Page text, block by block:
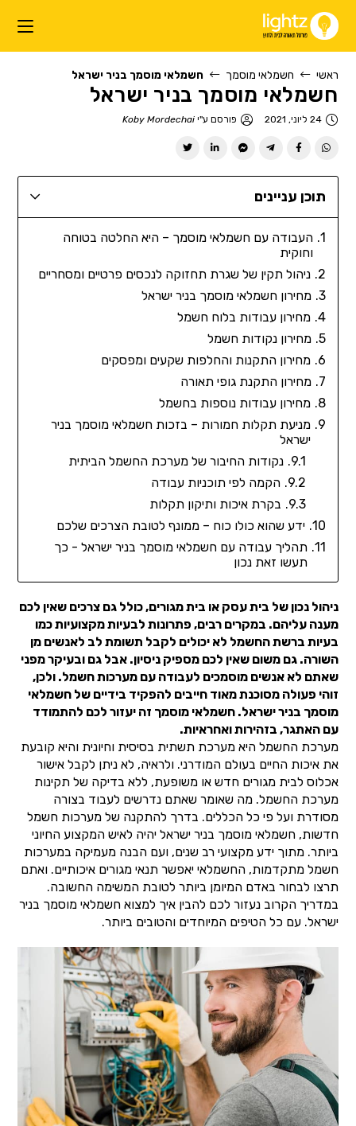
ראשי חשמלאי מוסמך חשמלאי מוסמך בניר ישראל
חשמלאי מוסמך בניר ישראל
24 ליוני, 2021 פורסם ע"יKoby Mordechai
תוכן עניינים
העבודה עם חשמלאי מוסמך – היא החלטה בטוחה
וחוקית
ניהול תקין של שגרת תחזוקה לנכסים פרטיים ומסחריים
מחירון חשמלאי מוסמך בניר ישראל
מחירון עבודות בלוח חשמל
מחירון נקודות חשמל
מחירון התקנות והחלפות שקעים ומפסקים
מחירון התקנת גופי תאורה
מחירון עבודות נוספות בחשמל
מניעת תקלות חמורות – בזכות חשמלאי מוסמך בניר
ישראל
נקודות החיבור של מערכת החשמל הביתית
הקמה לפי תוכניות עבודה
בקרת איכות ותיקון תקלות
ידע שהוא כולו כוח – ממונף לטובת הצרכים שלכם
תהליך עבודה עם חשמלאי מוסמך בניר ישראל - כך
תעשו זאת נכון
ניהול נכון של בית עסק או בית מגורים, כולל גם צרכים שאין לכם
מענה עליהם. במקרים רבים, פתרונות לבעיות מקצועיות כמו
בעיות ברשת החשמל לא יכולים לקבל תשומת לב לאנשים מן
השורה. גם משום שאין לכם מספיק ניסיון. אבל גם ובעיקר מפני
שאתם לא אנשים מוסמכים לעבודה עם מערכות חשמל. ולכן,
זוהי פעולה מסוכנת מאוד חייבים להפקיד בידיים של חשמלאי
מוסמך בניר ישראל. חשמלאי מוסמך זה יעזור לכם להתמודד
עם האתגר, בזהירות ואחראיות.
מערכת החשמל היא מערכת תשתית בסיסית וחיונית והיא קובעת
את איכות החיים בעולם המודרני. ולראיה, לא ניתן לקבל אישור
אכלוס לבית מגורים חדש או משופעת, ללא בדיקה של תקינות
מערכת החשמל. מה שאומר שאתם נדרשים לעבוד בצורה
מסודרת ועל פי כל הכללים. בדרך להתקנה של מערכות חשמל
חדשות, חשמלאי מוסמך בניר ישראל יהיה לאיש המקצוע החיוני
ביותר. מתוך ידע מקצועי רב שנים, ועם הבנה מעמיקה במערכות
חשמל מתקדמות, החשמלאי יאפשר תנאי מגורים איכותיים. ואתם
תרצו לבחור באדם המיומן ביותר לטובת המשימה החשובה.
במדריך הקרוב נעזור לכם להבין איך למצוא חשמלאי מוסמך בניר
ישראל. עם כל הטיפים המיוחדים והטובים ביותר.